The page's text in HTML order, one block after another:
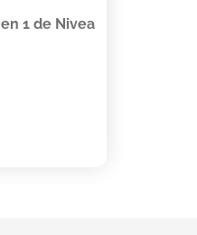
1 de Nivea